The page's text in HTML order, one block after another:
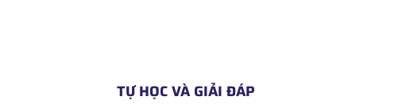
TỰ HỌC VÀ GIẢI ĐÁP